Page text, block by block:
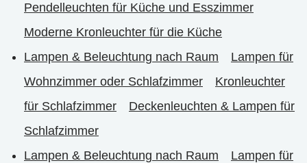
Pendelleuchten für Küche und Esszimmer
Moderne Kronleuchter für die Küche
Lampen & Beleuchtung nach Raum
Lampen für
Wohnzimmer oder Schlafzimmer
Kronleuchter
für Schlafzimmer
Deckenleuchten & Lampen für
Schlafzimmer
Lampen & Beleuchtung nach Raum
Lampen für